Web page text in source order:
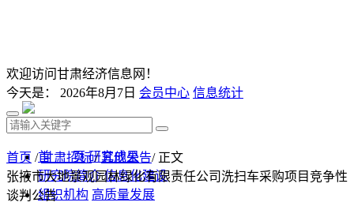
欢迎访问甘肃经济信息网！
今天是： 2026年8月7日 会员中心 信息统计
首 页 研究成果
研究院简介 信息化建设
组织机构 高质量发展
首页 /甘肃招标/其他公告/ 正文
张掖市大地景观园林绿化有限责任公司洗扫车采购项目竞争性
谈判公告